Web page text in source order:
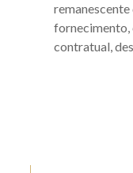
fornecimento,
contratual,